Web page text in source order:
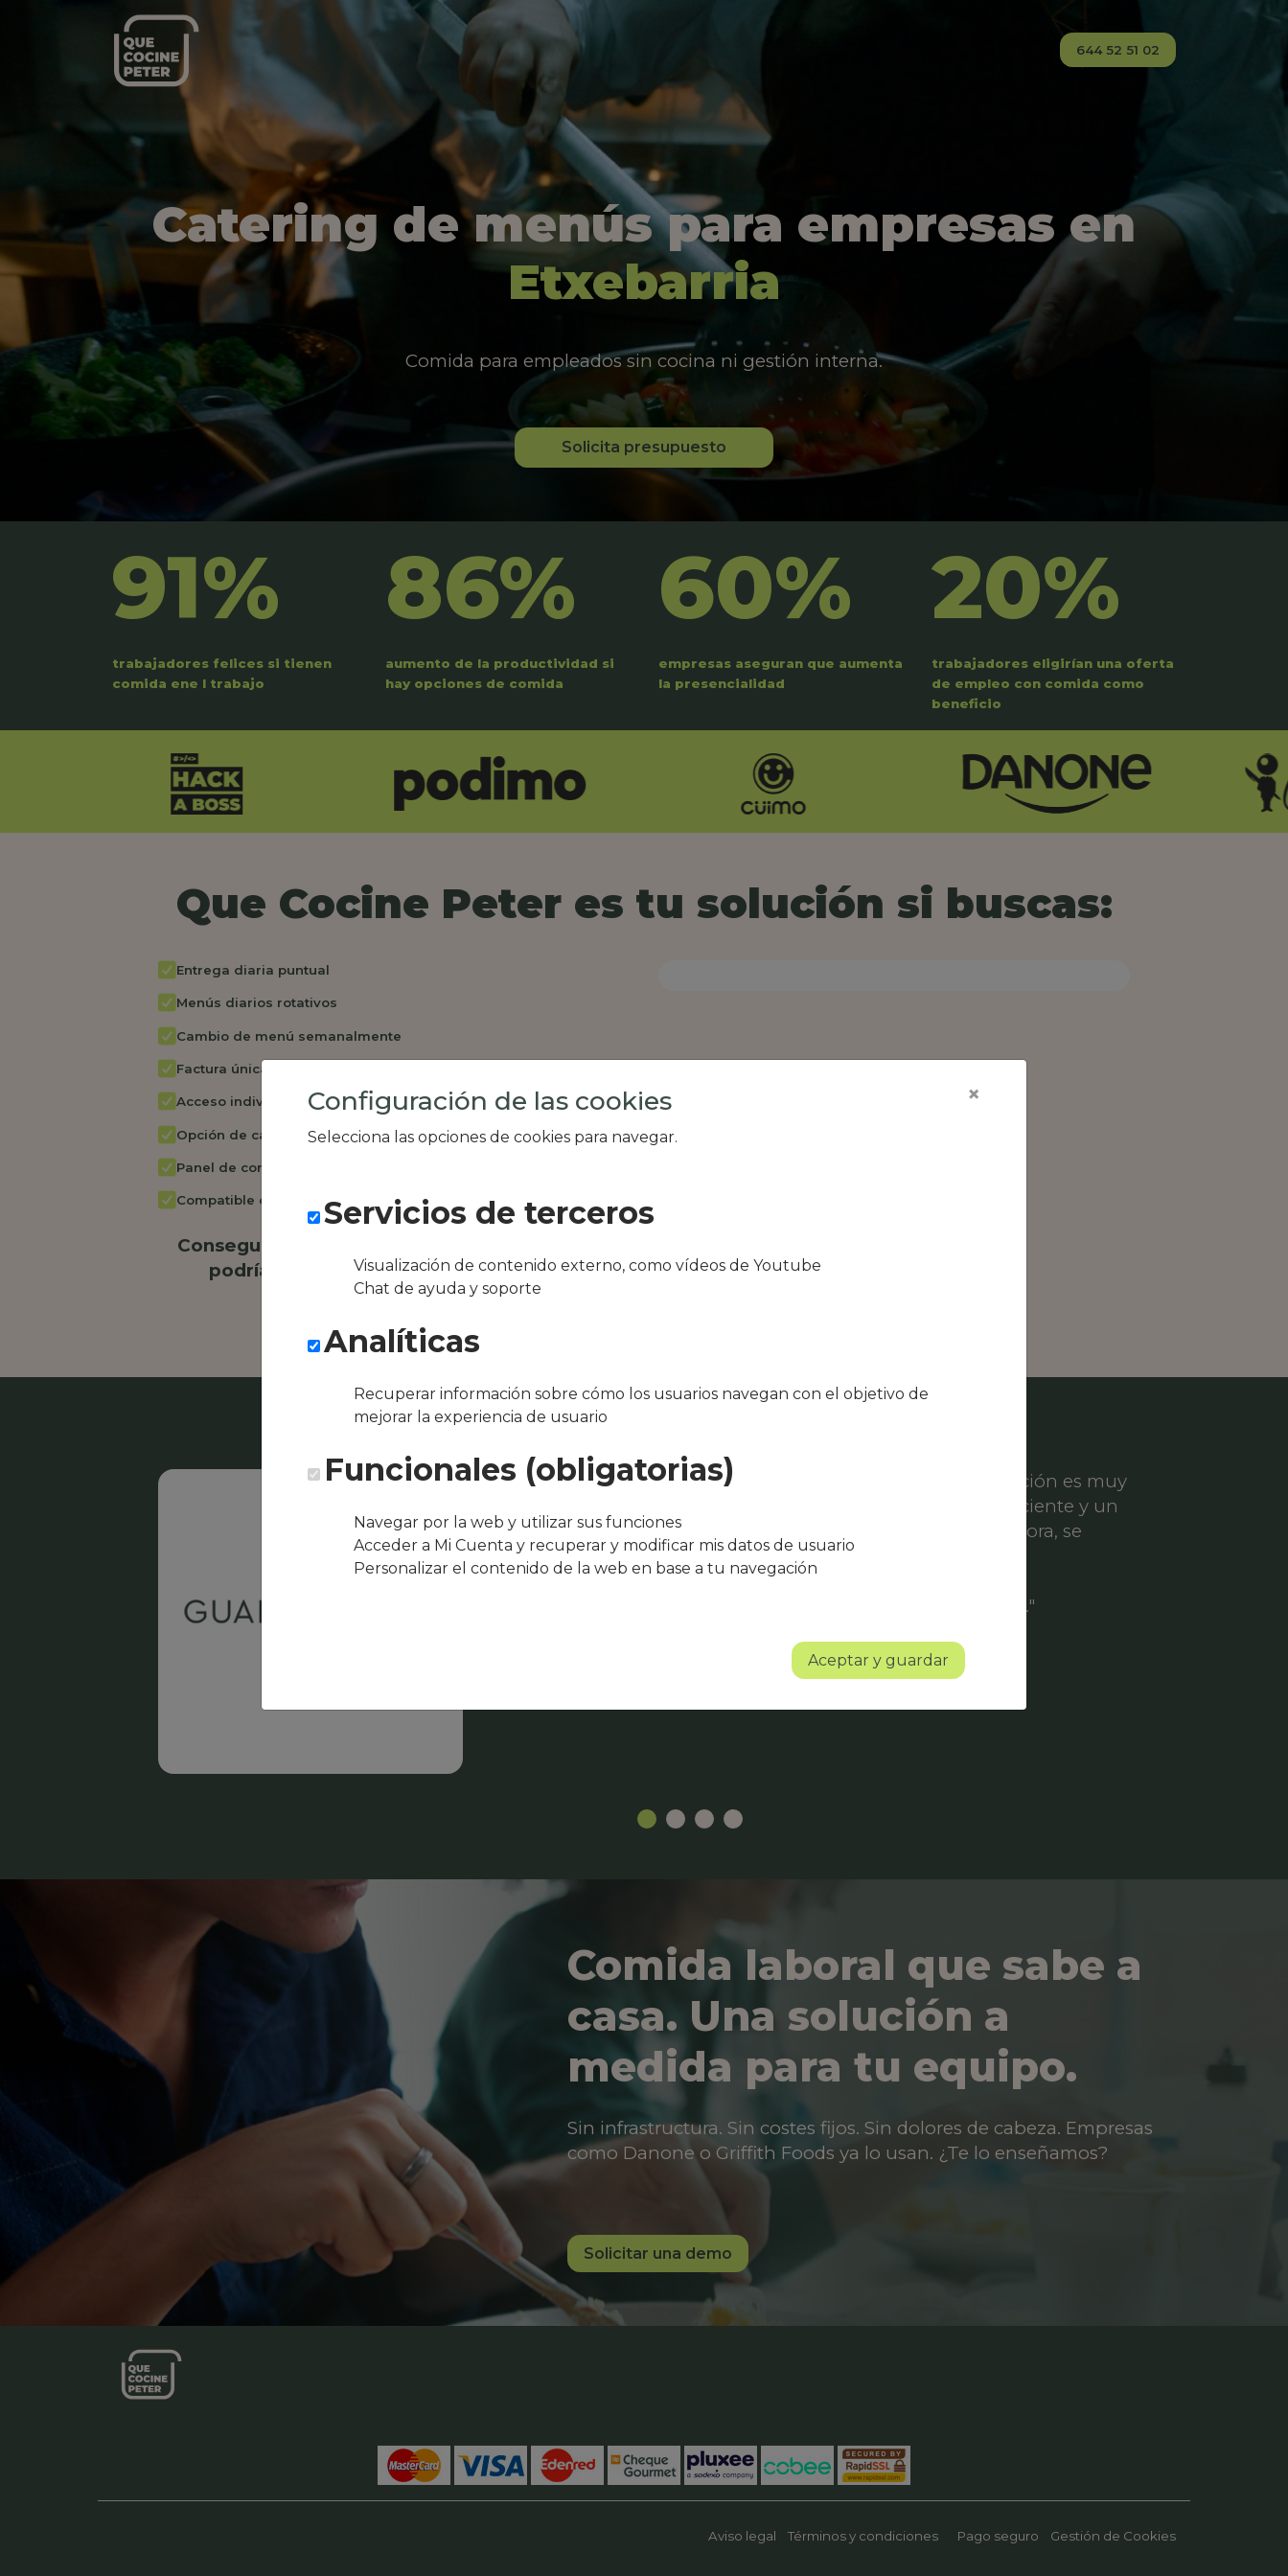
644 52 51 02
Catering de menús para empresas en
Etxebarria
Comida para empleados sin cocina ni gestión interna.
Solicita presupuesto
91%
trabajadores felices si tienen
comida ene l trabajo
86%
aumento de la productividad si
hay opciones de comida
60%
empresas aseguran que aumenta
la presencialidad
20%
trabajadores eligirían una oferta
de empleo con comida como
beneficio
Que Cocine Peter es tu solución si buscas:
Entrega diaria puntual
Menús diarios rotativos
Cambio de menú semanalmente
Factura única
Acceso individual empleados
Opción de catering
Panel de control RR.HH
Compatible con equipos híbridos
Conseguimos la oferta local de tu zona, como
podría ser Hotel Antsotegi o Antsotegi
Restaurant
"Después de varios meses con el servicio, el nivel de satisfacción es muy
bueno. El equipo de Que Cocine Peter ofrece un servicio eficiente y un
trato excelente, siempre atentos a cualquier solicitud de mejora, se
agradece su entusiasmo, dedicación y profesionalidad.
Sin lugar a dudas se trata de un proyecto con mucho futuro."
Albert Torné - HR Manager Guarro Casas
Comida laboral que sabe a
casa. Una solución a
medida para tu equipo.
Sin infrastructura. Sin costes fijos. Sin dolores de cabeza. Empresas
como Danone o Griffith Foods ya lo usan. ¿Te lo enseñamos?
Solicitar una demo
Aviso legal Términos y condiciones Pago seguro Gestión de Cookies
Configuración de las cookies
Selecciona las opciones de cookies para navegar.
×
Servicios de terceros
Visualización de contenido externo, como vídeos de Youtube
Chat de ayuda y soporte
Analíticas
Recuperar información sobre cómo los usuarios navegan con el objetivo de
mejorar la experiencia de usuario
Funcionales (obligatorias)
Navegar por la web y utilizar sus funciones
Acceder a Mi Cuenta y recuperar y modificar mis datos de usuario
Personalizar el contenido de la web en base a tu navegación
Aceptar y guardar